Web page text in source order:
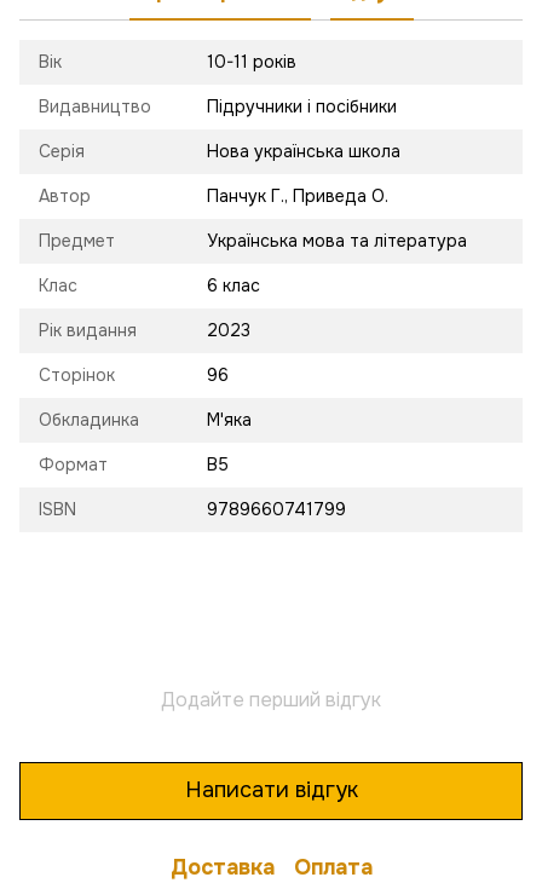
Вік 10-11 років
Видавництво Підручники і посібники
Серія Нова українська школа
Автор Панчук Г., Приведа О.
Предмет Українська мова та література
Клас 6 клас
Рік видання 2023
Сторінок 96
Обкладинка М'яка
Формат В5
ISBN 9789660741799
Додайте перший відгук
Написати відгук
Доставка Оплата